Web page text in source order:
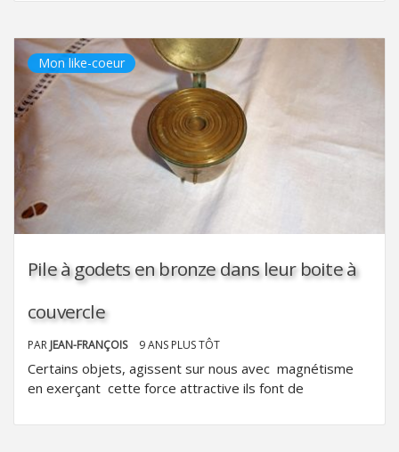
Mon like-coeur
Pile à godets en bronze dans leur boite à
couvercle
PAR JEAN-FRANÇOIS 9 ANS PLUS TÔT
Certains objets, agissent sur nous avec magnétisme
en exerçant cette force attractive ils font de